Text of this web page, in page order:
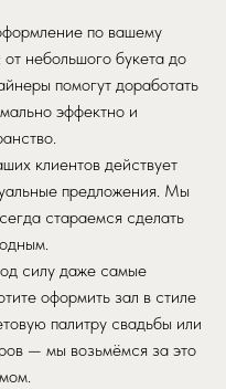
по вашему
небольшого букета до
помогут доработать
эффектно и
клиентов действует
предложения. Мы
стараемся сделать
силу даже самые
оформить зал в стиле
палитру свадьбы или
— мы возьмёмся за это